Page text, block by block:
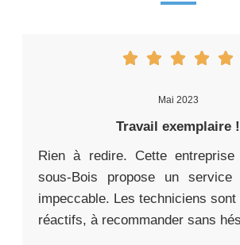
Mai 2023
Travail exemplaire !
Rien à redire. Cette entreprise
sous-Bois propose un service
impeccable. Les techniciens
réactifs, à recommander sans